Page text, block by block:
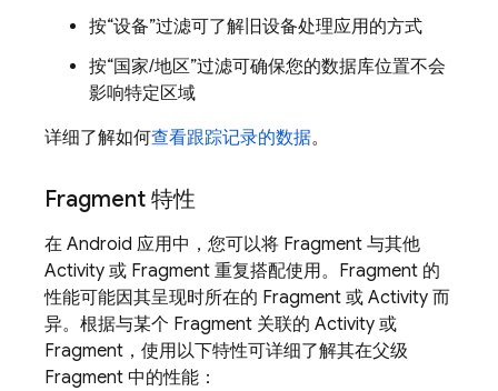
按“设备”过滤可了解旧设备处理应用的方式
按“国家/地区”过滤可确保您的数据库位置不会
影响特定区域
详细了解如何查看跟踪记录的数据。
Fragment 特性
在 Android 应用中，您可以将 Fragment 与其他
Activity 或 Fragment 重复搭配使用。Fragment 的
性能可能因其呈现时所在的 Fragment 或 Activity 而
异。根据与某个 Fragment 关联的 Activity 或
Fragment，使用以下特性可详细了解其在父级
Fragment 中的性能：